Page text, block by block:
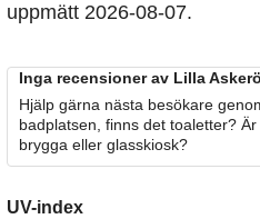
uppmätt 2026-08-07.
Inga recensioner av Lilla
Hjälp gärna nästa besökare
badplatsen, finns det toaletter?
brygga eller glasskiosk?
UV-index